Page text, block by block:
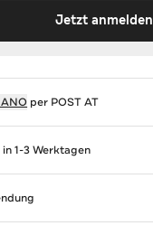
Jetzt anmelden
per POST AT
1-3 Werktagen